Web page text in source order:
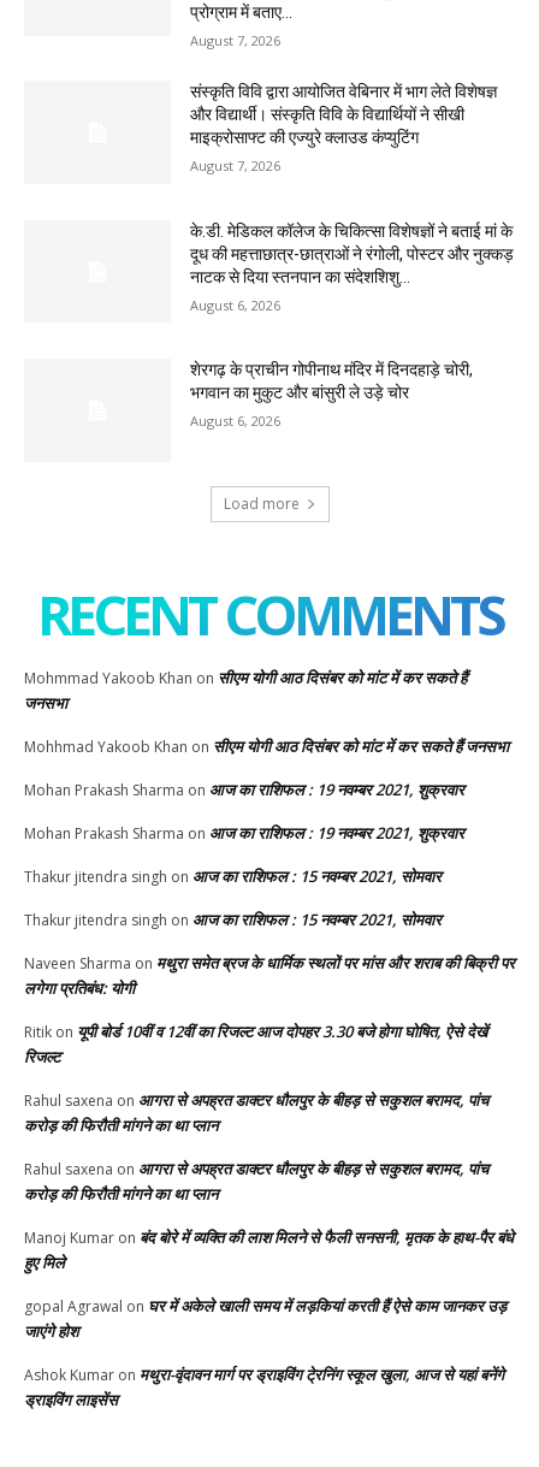
प्रोग्राम में बताए...
August 7, 2026
संस्कृति विवि द्वारा आयोजित वेबिनार में भाग लेते विशेषज्ञ
और विद्यार्थी। संस्कृति विवि के विद्यार्थियों ने सीखी
माइक्रोसाफ्ट की एज्युरे क्लाउड कंप्युटिंग
August 7, 2026
के.डी. मेडिकल कॉलेज के चिकित्सा विशेषज्ञों ने बताई मां के
दूध की महत्ताछात्र-छात्राओं ने रंगोली, पोस्टर और नुक्कड़
नाटक से दिया स्तनपान का संदेशशिशु...
August 6, 2026
शेरगढ़ के प्राचीन गोपीनाथ मंदिर में दिनदहाड़े चोरी,
भगवान का मुकुट और बांसुरी ले उड़े चोर
August 6, 2026
Load more
RECENT COMMENTS
Mohmmad Yakoob Khan on सीएम योगी आठ दिसंबर को मांट में कर सकते हैं
जनसभा
Mohhmad Yakoob Khan on सीएम योगी आठ दिसंबर को मांट में कर सकते हैं जनसभा
Mohan Prakash Sharma on आज का राशिफल : 19 नवम्बर 2021, शुक्रवार
Mohan Prakash Sharma on आज का राशिफल : 19 नवम्बर 2021, शुक्रवार
Thakur jitendra singh on आज का राशिफल : 15 नवम्बर 2021, सोमवार
Thakur jitendra singh on आज का राशिफल : 15 नवम्बर 2021, सोमवार
Naveen Sharma on मथुरा समेत ब्रज के धार्मिक स्थलों पर मांस और शराब की बिक्री पर
लगेगा प्रतिबंध: योगी
Ritik on यूपी बोर्ड 10वीं व 12वीं का रिजल्ट आज दोपहर 3.30 बजे होगा घोषित, ऐसे देखें
रिजल्ट
Rahul saxena on आगरा से अपह्रत डाक्टर धौलपुर के बीहड़ से सकुशल बरामद, पांच
करोड़ की फिरौती मांगने का था प्लान
Rahul saxena on आगरा से अपह्रत डाक्टर धौलपुर के बीहड़ से सकुशल बरामद, पांच
करोड़ की फिरौती मांगने का था प्लान
Manoj Kumar on बंद बोरे में व्यक्ति की लाश मिलने से फैली सनसनी, मृतक के हाथ-पैर बंधे
हुए मिले
gopal Agrawal on घर में अकेले खाली समय में लड़कियां करती हैं ऐसे काम जानकर उड़
जाएंगे होश
Ashok Kumar on मथुरा-वृंदावन मार्ग पर ड्राइविंग टे्रनिंग स्कूल खुला, आज से यहां बनेंगे
ड्राइविंग लाइसेंस